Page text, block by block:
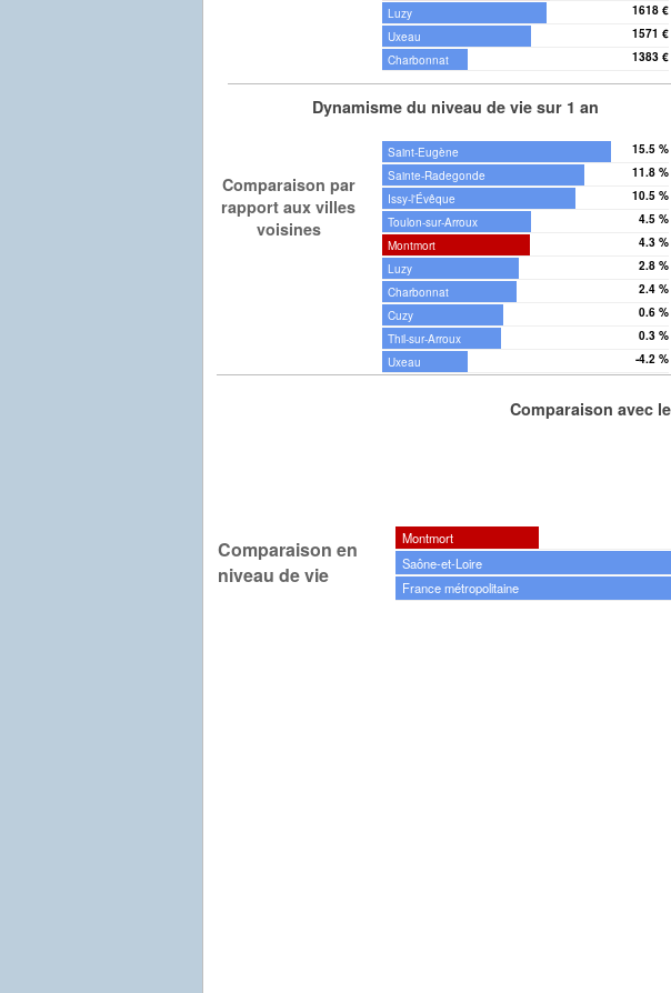
Luzy 1618 €
Uxeau 1571 €
Charbonnat 1383 €
Dynamisme du niveau de vie sur 1 an
Comparaison par
rapport aux villes
voisines
Saint-Eugène 15.5 %
Sainte-Radegonde 11.8 %
Issy-l'Évêque 10.5 %
Toulon-sur-Arroux 4.5 %
Montmort 4.3 %
Luzy 2.8 %
Charbonnat 2.4 %
Cuzy 0.6 %
Thil-sur-Arroux 0.3 %
Uxeau -4.2 %
Comparaison avec
Comparaison en
niveau de vie
Montmort
Saône-et-Loire
France métropolitaine